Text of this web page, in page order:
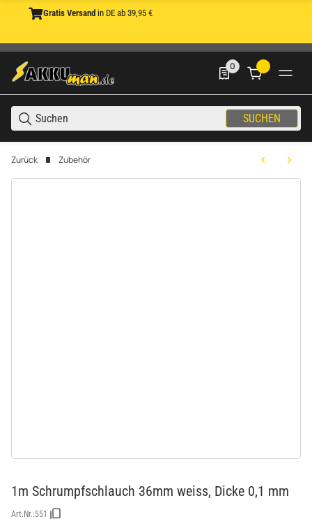
Gratis Versand in DE ab 39,95 €
SUCHEN
0
0 Produkte in der
Zurück Zubehör
1m Schrumpfschlauch 36mm weiss, Dicke 0,1 mm
Art.Nr.:551